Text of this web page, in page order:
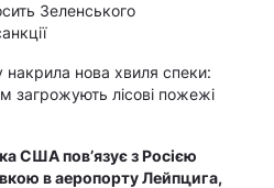
Зеленського
накрила нова хвиля спеки:
загрожують лісові пожежі
США пов’язує з Росією
в аеропорту Лейпцига,